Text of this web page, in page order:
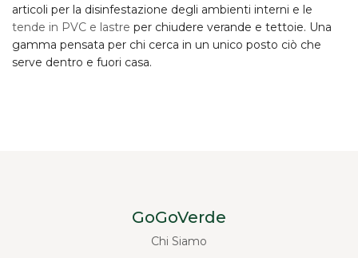
articoli per la disinfestazione degli ambienti interni e le
tende in PVC e lastre per chiudere verande e tettoie. Una
gamma pensata per chi cerca in un unico posto ciò che
serve dentro e fuori casa.
GoGoVerde
Chi Siamo